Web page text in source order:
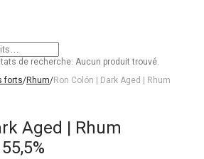
de recherche: Aucun produit trouvé.
forts/Rhum/Ron Colón | Dark Aged | Rhum
Aged | Rhum